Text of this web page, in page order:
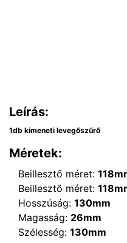
Leírás:
1db kimeneti levegőszűrő
Méretek:
Beillesztő méret:
Beillesztő méret:
Hosszúság: 130mm
Magasság: 26mm
Szélesség: 130mm